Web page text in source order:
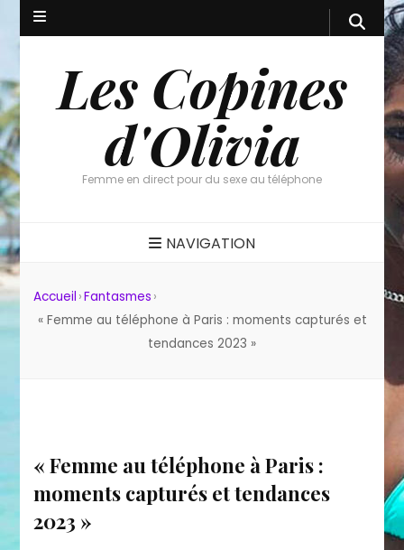
Les Copines
d'Olivia
Femme en direct pour du sexe au téléphone
NAVIGATION
Accueil ›Fantasmes ›
« Femme au téléphone à Paris : moments capturés et
tendances 2023 »
« Femme au téléphone à Paris :
moments capturés et tendances
2023 »